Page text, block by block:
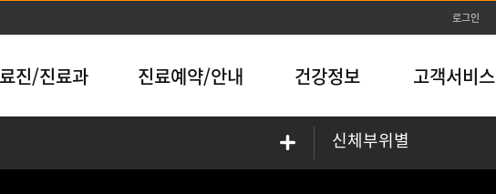
본문바로가기
로그인
진/진료과 진료예약/안내 건강정보 고객서비스
신체부위별